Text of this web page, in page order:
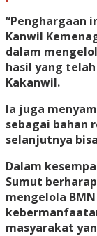
“Penghargaan
Kanwil
dalam
hasil yang
Kakanwil.
Ia juga
sebagai bahan
selanjutnya
Dalam
Sumut
mengelola
masyarakat